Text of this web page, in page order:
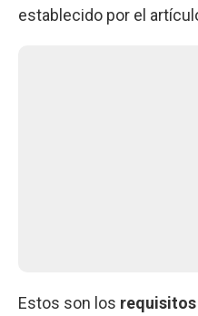
establecido por el
Estos son los